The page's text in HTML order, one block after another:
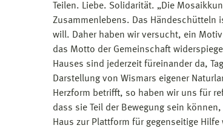
Teilen. Liebe. Solidarität. „Die
Zusammenlebens. Das Händeschütteln
will. Daher haben wir versucht, ein
das Motto der Gemeinschaft
Hauses sind jederzeit füreinander da,
Darstellung von Wismars eigener
Herzform betrifft, so haben wir uns für
dass sie Teil der Bewegung sein
Haus zur Plattform für gegenseitige